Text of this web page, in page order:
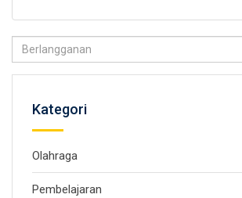
Kategori
Olahraga
Pembelajaran